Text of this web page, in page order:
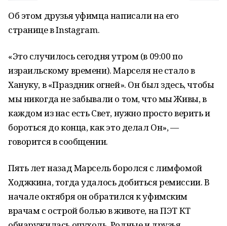
Об этом друзья уфимца написали на его
странице в Instagram.
«Это случилось сегодня утром (в 09:00 по
израильскому времени). Марселя не стало в
Хануку, в «Праздник огней». Он был здесь, чтобы
мы никогда не забывали о том, что мы Живы, в
каждом из нас есть Свет, нужно просто верить и
бороться до конца, как это делал Он», —
говорится в сообщении.
Пять лет назад Марсель боролся с лимфомой
Ходжкина, тогда удалось добиться ремиссии. В
начале октября он обратился к уфимским
врачам с острой болью в животе, на ПЭТ КТ